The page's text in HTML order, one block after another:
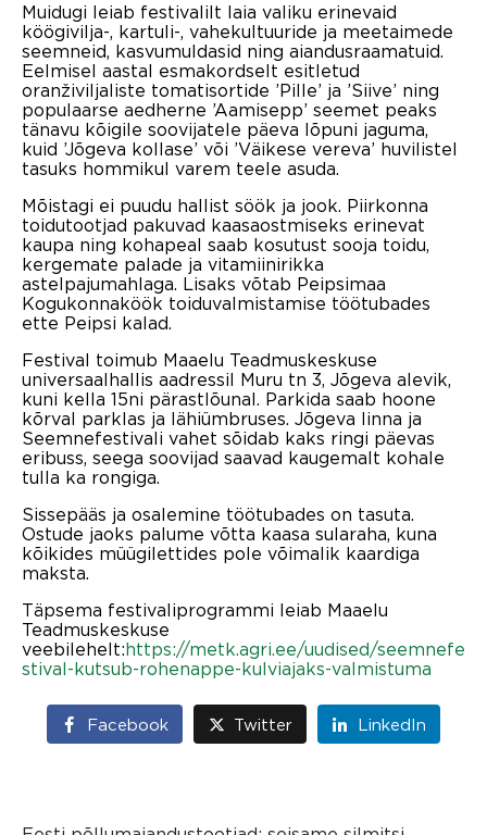
Muidugi leiab festivalilt laia valiku erinevaid
köögivilja-, kartuli-, vahekultuuride ja meetaimede
seemneid, kasvumuldasid ning aiandusraamatuid.
Eelmisel aastal esmakordselt esitletud
oranživiljaliste tomatisortide ’Pille’ ja ’Siive’ ning
populaarse aedherne ’Aamisepp’ seemet peaks
tänavu kõigile soovijatele päeva lõpuni jaguma,
kuid ’Jõgeva kollase’ või ’Väikese vereva’ huvilistel
tasuks hommikul varem teele asuda.
Mõistagi ei puudu hallist söök ja jook. Piirkonna
toidutootjad pakuvad kaasaostmiseks erinevat
kaupa ning kohapeal saab kosutust sooja toidu,
kergemate palade ja vitamiinirikka
astelpajumahlaga. Lisaks võtab Peipsimaa
Kogukonnaköök toiduvalmistamise töötubades
ette Peipsi kalad.
Festival toimub Maaelu Teadmuskeskuse
universaalhallis aadressil Muru tn 3, Jõgeva alevik,
kuni kella 15ni pärastlõunal. Parkida saab hoone
kõrval parklas ja lähiümbruses. Jõgeva linna ja
Seemnefestivali vahet sõidab kaks ringi päevas
eribuss, seega soovijad saavad kaugemalt kohale
tulla ka rongiga.
Sissepääs ja osalemine töötubades on tasuta.
Ostude jaoks palume võtta kaasa sularaha, kuna
kõikides müügilettides pole võimalik kaardiga
maksta.
Täpsema festivaliprogrammi leiab Maaelu
Teadmuskeskuse
veebilehelt:https://metk.agri.ee/uudised/seemnefe
stival-kutsub-rohenappe-kulviajaks-valmistuma
Facebook Twitter LinkedIn